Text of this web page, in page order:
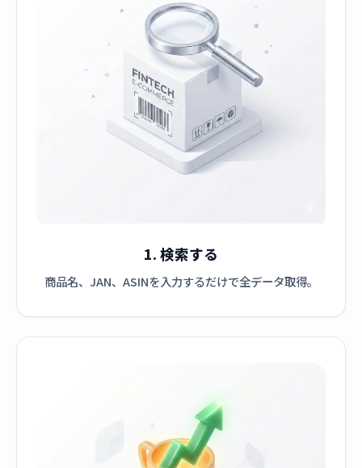
1. 検索する
商品名、JAN、ASINを入力するだけで全データ取得。